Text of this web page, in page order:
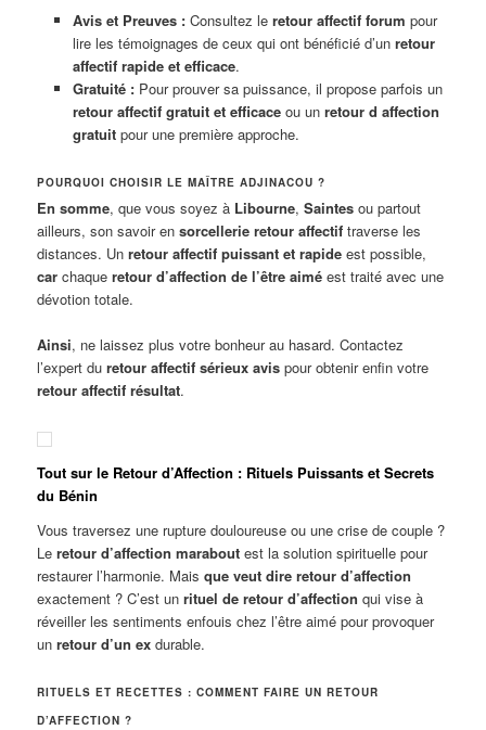
Avis et Preuves :Consultez le retour affectif forum pour
lire les témoignages de ceux qui ont bénéficié d’un retour
affectif rapide et efficace.
Gratuité :Pour prouver sa puissance, il propose parfois un
retour affectif gratuit et efficaceou un retour d affection
gratuitpour une première approche.
POURQUOI CHOISIR LE MAÎTRE ADJINACOU ?
En somme, que vous soyez à Libourne,Saintes ou partout
ailleurs, son savoir ensorcellerie retour affectif traverse les
distances. Unretour affectif puissant et rapide est possible,
car chaqueretour d’affection de l’être aimé est traité avec une
dévotion totale.
Ainsi, ne laissez plus votre bonheur au hasard. Contactez
l’expert duretour affectif sérieux avis pour obtenir enfin votre
retour affectif résultat.
Tout sur le Retour d’Affection : Rituels Puissants et Secrets
du Bénin
Vous traversez une rupture douloureuse ou une crise de couple ?
Leretour d’affection marabout est la solution spirituelle pour
restaurer l’harmonie. Maisque veut dire retour d’affection
exactement ? C’est unrituel de retour d’affection qui vise à
réveiller les sentiments enfouis chez l’être aimé pour provoquer
unretour d’un ex durable.
RITUELS ET RECETTES : COMMENT FAIRE UN RETOUR
D’AFFECTION ?